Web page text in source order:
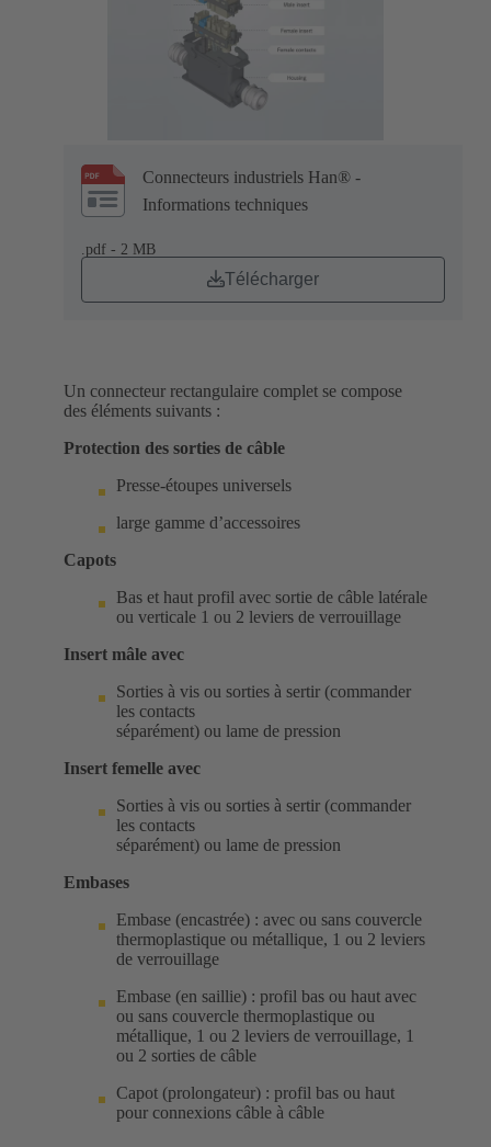
Connecteurs industriels Han® -
Informations techniques
.pdf - 2 MB
Télécharger
Un connecteur rectangulaire complet se compose
des éléments suivants :
Protection des sorties de câble
Presse-étoupes universels
large gamme d’accessoires
Capots
Bas et haut profil avec sortie de câble latérale
ou verticale 1 ou 2 leviers de verrouillage
Insert mâle avec
Sorties à vis ou sorties à sertir (commander
les contacts
séparément) ou lame de pression
Insert femelle avec
Sorties à vis ou sorties à sertir (commander
les contacts
séparément) ou lame de pression
Embases
Embase (encastrée) : avec ou sans couvercle
thermoplastique ou métallique, 1 ou 2 leviers
de verrouillage
Embase (en saillie) : profil bas ou haut avec
ou sans couvercle thermoplastique ou
métallique, 1 ou 2 leviers de verrouillage, 1
ou 2 sorties de câble
Capot (prolongateur) : profil bas ou haut
pour connexions câble à câble